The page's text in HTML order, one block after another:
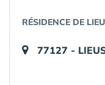
RÉSIDENCE DE
77127 -